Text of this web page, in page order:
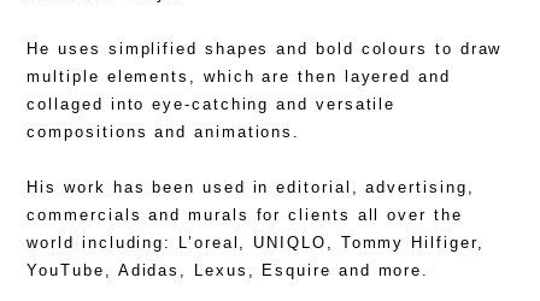
He uses simplified shapes and bold colours to draw
multiple elements, which are then layered and
collaged into eye-catching and versatile
compositions and animations.
His work has been used in editorial, advertising,
commercials and murals for clients all over the
world including: L’oreal, UNIQLO, Tommy Hilfiger,
YouTube, Adidas, Lexus, Esquire and more.